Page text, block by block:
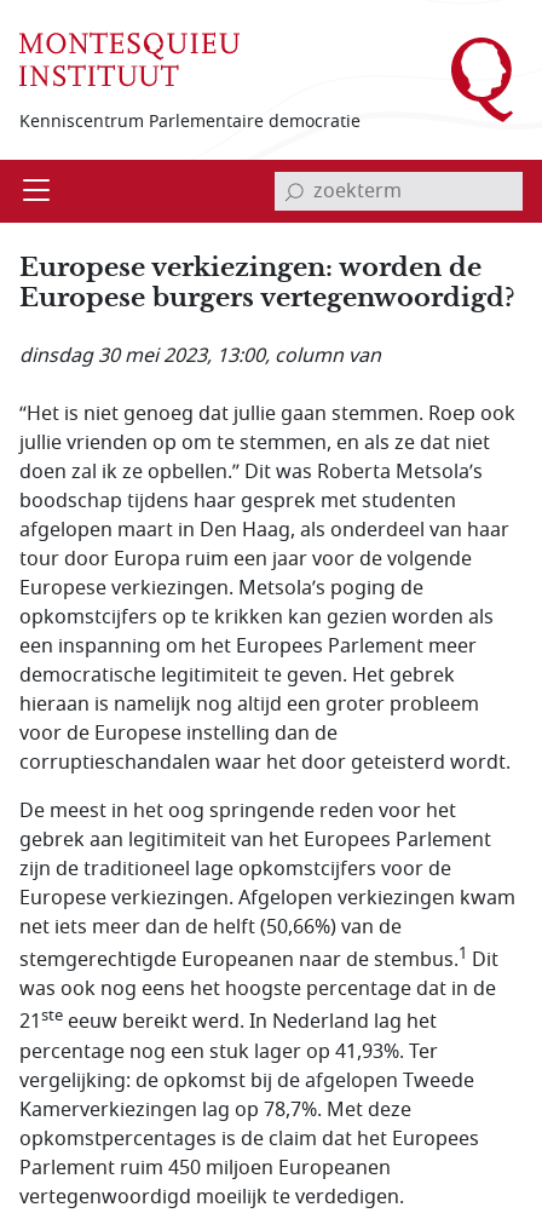
Kenniscentrum Parlementaire democratie
Open invoerveld zoekterm
Europese verkiezingen: worden de
Europese burgers vertegenwoordigd?
dinsdag 30 mei 2023, 13:00, column van
“Het is niet genoeg dat jullie gaan stemmen. Roep ook
jullie vrienden op om te stemmen, en als ze dat niet
doen zal ik ze opbellen.” Dit was Roberta Metsola’s
boodschap tijdens haar gesprek met studenten
afgelopen maart in Den Haag, als onderdeel van haar
tour door Europa ruim een jaar voor de volgende
Europese verkiezingen. Metsola’s poging de
opkomstcijfers op te krikken kan gezien worden als
een inspanning om het Europees Parlement meer
democratische legitimiteit te geven. Het gebrek
hieraan is namelijk nog altijd een groter probleem
voor de Europese instelling dan de
corruptieschandalen waar het door geteisterd wordt.
De meest in het oog springende reden voor het
gebrek aan legitimiteit van het Europees Parlement
zijn de traditioneel lage opkomstcijfers voor de
Europese verkiezingen. Afgelopen verkiezingen kwam
net iets meer dan de helft (50,66%) van de
stemgerechtigde Europeanen naar de stembus.1 Dit
was ook nog eens het hoogste percentage dat in de
21ste eeuw bereikt werd. In Nederland lag het
percentage nog een stuk lager op 41,93%. Ter
vergelijking: de opkomst bij de afgelopen Tweede
Kamerverkiezingen lag op 78,7%. Met deze
opkomstpercentages is de claim dat het Europees
Parlement ruim 450 miljoen Europeanen
vertegenwoordigd moeilijk te verdedigen.